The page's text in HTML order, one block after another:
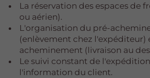
La réservation des espaces de
ou aérien).
L'organisation du pré-
(enlèvement chez l'expéditeur)
acheminement (livraison au
Le suivi constant de
l'information du client.